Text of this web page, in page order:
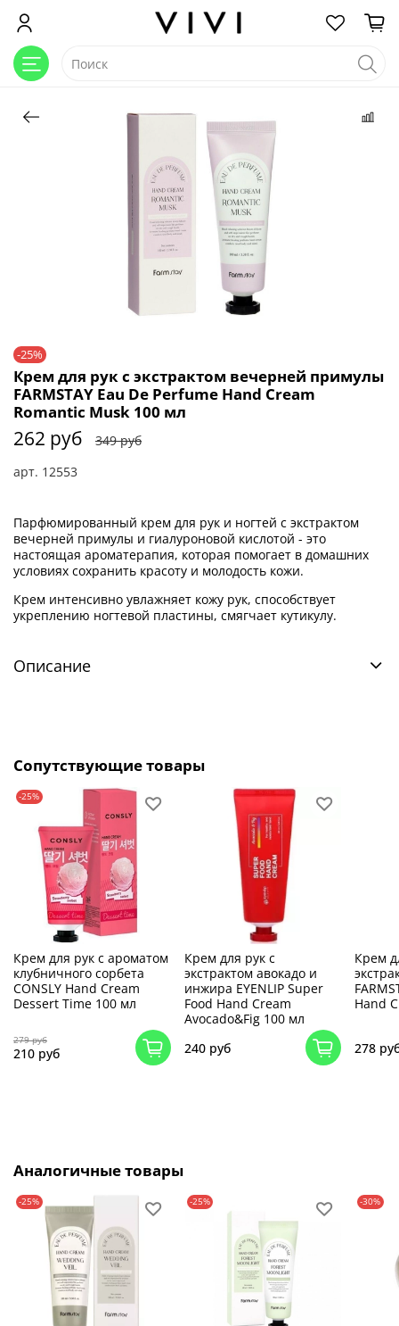
-25%
арт. 12553
Крем для рук с экстрактом вечерней примулы
FARMSTAY Eau De Perfume Hand Cream
Romantic Musk 100 мл
262 руб 349 руб
Парфюмированный крем для рук и ногтей с экстрактом
вечерней примулы и гиалуроновой кислотой - это
настоящая ароматерапия, которая помогает в домашних
условиях сохранить красоту и молодость кожи.
Крем интенсивно увлажняет кожу рук, способствует
укреплению ногтевой пластины, смягчает кутикулу.
Описание
Сопутствующие товары
-25%
Крем для рук с ароматом
клубничного сорбета
CONSLY Hand Cream
Dessert Time 100 мл
279 руб
210 руб
Крем для рук с
экстрактом авокадо и
инжира EYENLIP Super
Food Hand Cream
Avocado&Fig 100 мл
240 руб
Крем
Hand
278
Аналогичные товары
-25% -25% -30%